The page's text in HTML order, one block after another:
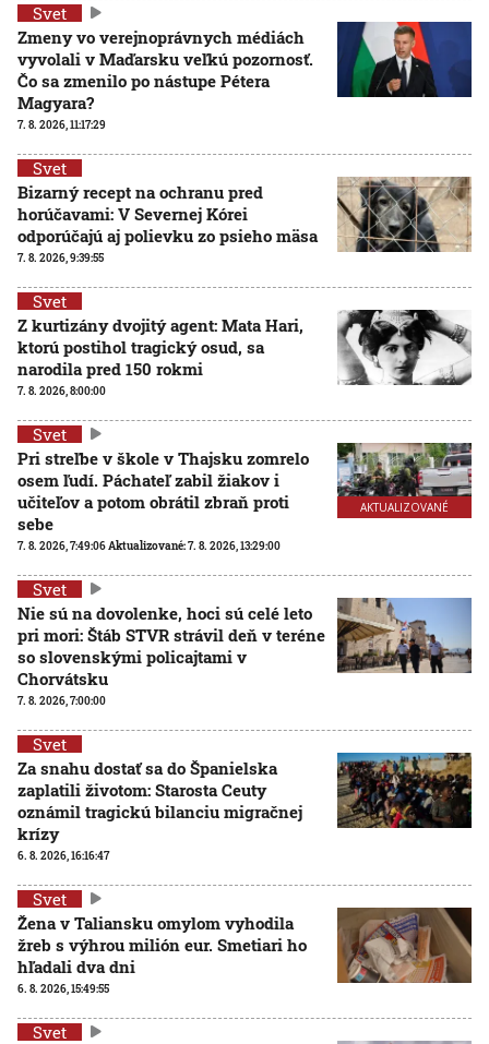
Svet
Zmeny vo verejnoprávnych médiách
vyvolali v Maďarsku veľkú pozornosť.
Čo sa zmenilo po nástupe Pétera
Magyara?
7. 8. 2026, 11:17:29
Svet
Bizarný recept na ochranu pred
horúčavami: V Severnej Kórei
odporúčajú aj polievku zo psieho mäsa
7. 8. 2026, 9:39:55
Svet
Z kurtizány dvojitý agent: Mata Hari,
ktorú postihol tragický osud, sa
narodila pred 150 rokmi
7. 8. 2026, 8:00:00
AKTUALIZOVANÉ
Svet
Pri streľbe v škole v Thajsku zomrelo
osem ľudí. Páchateľ zabil žiakov i
učiteľov a potom obrátil zbraň proti
sebe
7. 8. 2026, 7:49:06Aktualizované:7. 8. 2026, 13:29:00
Svet
Nie sú na dovolenke, hoci sú celé leto
pri mori: Štáb STVR strávil deň v teréne
so slovenskými policajtami v
Chorvátsku
7. 8. 2026, 7:00:00
Svet
Za snahu dostať sa do Španielska
zaplatili životom: Starosta Ceuty
oznámil tragickú bilanciu migračnej
krízy
6. 8. 2026, 16:16:47
Svet
Žena v Taliansku omylom vyhodila
žreb s výhrou milión eur. Smetiari ho
hľadali dva dni
6. 8. 2026, 15:49:55
Svet